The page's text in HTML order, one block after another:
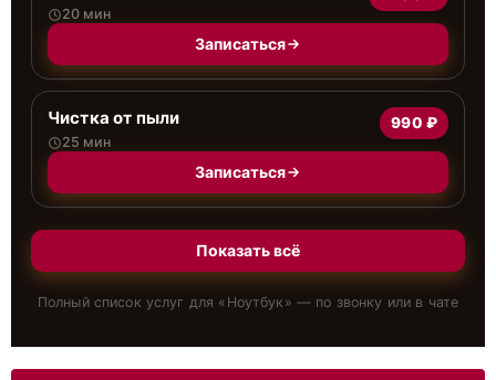
20 мин
Записаться
Чистка от пыли
25 мин
990 ₽
Записаться
Показать всё
Полный список услуг для « Ноутбук » — по звонку или в чате